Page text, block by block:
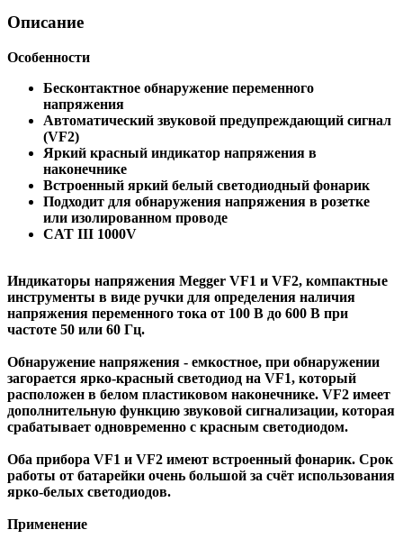
Описание
Особенности
Бесконтактное обнаружение переменного
напряжения
Автоматический звуковой предупреждающий сигнал
(VF2)
Яркий красный индикатор напряжения в
наконечнике
Встроенный яркий белый светодиодный фонарик
Подходит для обнаружения напряжения в розетке
или изолированном проводе
CAT III 1000V
Индикаторы напряжения Megger VF1 и VF2, компактные
инструменты в виде ручки для определения наличия
напряжения переменного тока от 100 В до 600 В при
частоте 50 или 60 Гц.
Обнаружение напряжения - емкостное, при обнаружении
загорается ярко-красный светодиод на VF1, который
расположен в белом пластиковом наконечнике. VF2 имеет
дополнительную функцию звуковой сигнализации, которая
срабатывает одновременно с красным светодиодом.
Оба прибора VF1 и VF2 имеют встроенный фонарик. Срок
работы от батарейки очень большой за счёт использования
ярко-белых светодиодов.
Применение